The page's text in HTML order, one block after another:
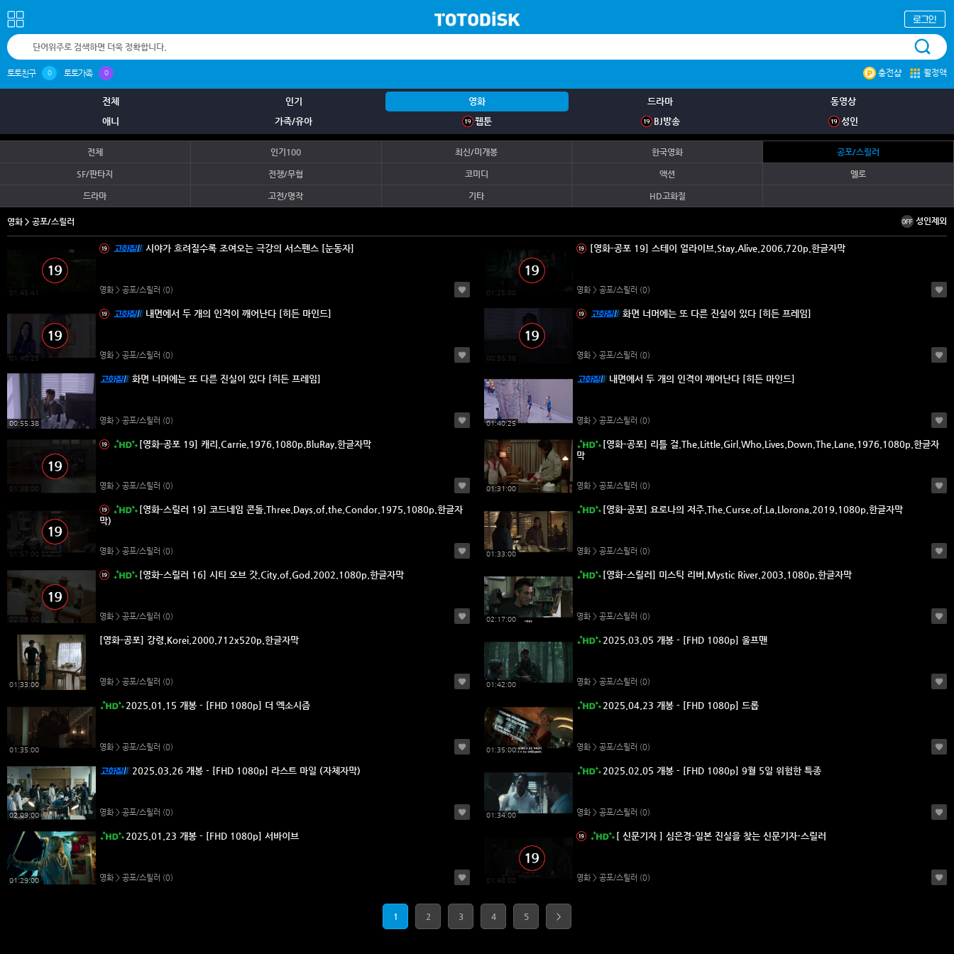
토토친구 0 토토가족 0 충전샵 월정액
전체 인기 영화 드라마
동영상
애니
가족/유아 웹툰 BJ방송 성인
전체 인기100 최신/미개봉 한국영화 공포/스릴러
SF/판타지 전쟁/무협 코미디 액션 멜로
드라마 고전/명작 기타 HD고화질
영화 > 공포/스릴러 성인제외
01:45:41
시야가 흐려질수록 조여오는 극강의 서스펜스 [눈동자]
영화 > 공포/스릴러 (0) 01:25:00
[영화-공포 19] 스테이 얼라이브.Stay.Alive.2006.720p.한글자막
영화 > 공포/스릴러 (0)
01:40:25
내면에서 두 개의 인격이 깨어난다 [히든 마인드]
영화 > 공포/스릴러 (0) 00:55:38
화면 너머에는 또 다른 진실이 있다 [히든 프레임]
영화 > 공포/스릴러 (0)
00:55:38
화면 너머에는 또 다른 진실이 있다 [히든 프레임]
영화 > 공포/스릴러 (0) 01:40:25
내면에서 두 개의 인격이 깨어난다 [히든 마인드]
영화 > 공포/스릴러 (0)
01:38:00
[영화-공포 19] 캐리.Carrie.1976.1080p.BluRay.한글자막
영화 > 공포/스릴러 (0) 01:31:00
[영화-공포] 리틀 걸.The.Little.Girl.Who.Lives.Down.The.Lane.1976.1080p.한글자
막
영화 > 공포/스릴러 (0)
01:57:00
[영화-스릴러 19] 코드네임 콘돌.Three.Days.of.the.Condor.1975.1080p.한글자
막)
영화 > 공포/스릴러 (0) 01:33:00
[영화-공포] 요로나의 저주.The.Curse.of.La.Llorona.2019.1080p.한글자막
영화 > 공포/스릴러 (0)
02:09:00
[영화-스릴러 16] 시티 오브 갓.City.of.God.2002.1080p.한글자막
영화 > 공포/스릴러 (0) 02:17:00
[영화-스릴러] 미스틱 리버.Mystic River.2003.1080p.한글자막
영화 > 공포/스릴러 (0)
01:33:00
[영화-공포] 강령.Korei.2000.712x520p.한글자막
영화 > 공포/스릴러 (0) 01:42:00
2025.03.05 개봉 - [FHD 1080p] 울프맨
영화 > 공포/스릴러 (0)
01:35:00
2025.01.15 개봉 - [FHD 1080p] 더 엑소시즘
영화 > 공포/스릴러 (0) 01:35:00
2025.04.23 개봉 - [FHD 1080p] 드롭
영화 > 공포/스릴러 (0)
02:09:00
2025.03.26 개봉 - [FHD 1080p] 라스트 마일 (자체자막)
영화 > 공포/스릴러 (0) 01:34:00
2025.02.05 개봉 - [FHD 1080p] 9월 5일 위험한 특종
영화 > 공포/스릴러 (0)
01:29:00
2025.01.23 개봉 - [FHD 1080p] 서바이브
영화 > 공포/스릴러 (0) 01:48:00
[ 신문기자 ] 심은경-일본 진실을 찾는 신문기자-스릴러
영화 > 공포/스릴러 (0)
1 2 3 4 5 >